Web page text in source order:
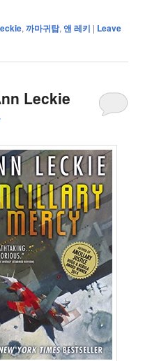
,까마귀탑,앤 레키 | Leave
Leckie